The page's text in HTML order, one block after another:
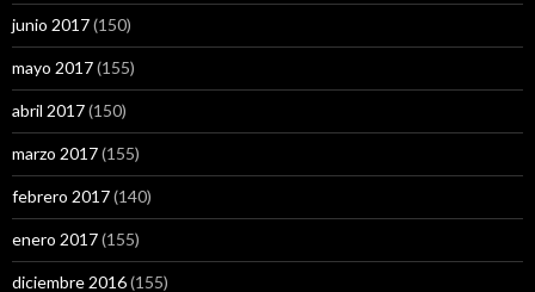
junio 2017(150)
mayo 2017(155)
abril 2017(150)
marzo 2017(155)
febrero 2017(140)
enero 2017(155)
diciembre 2016(155)